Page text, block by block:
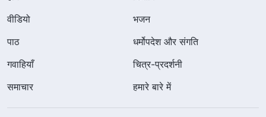
वीडियो
भजन
पाठ
धर्मोपदेश और संगति
गवाहियाँ
चित्र-प्रदर्शनी
समाचार
हमारे बारे में